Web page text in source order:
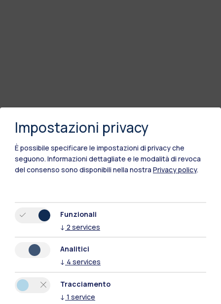
Polimi Community
Tutti i siti dell’ecosistema
Impostazioni privacy
È possibile specificare le impostazioni di privacy che
seguono. Informazioni dettagliate e le modalità di revoca
del consenso sono disponibili nella nostra Privacy policy.
Funzionali
↓ 2 services
Analitici
↓ 4 services
Tracciamento
↓ 1 service